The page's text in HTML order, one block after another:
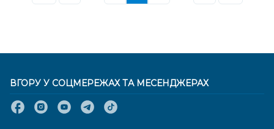
ВГОРУ У СОЦМЕРЕЖАХ ТА МЕСЕНДЖЕРАХ